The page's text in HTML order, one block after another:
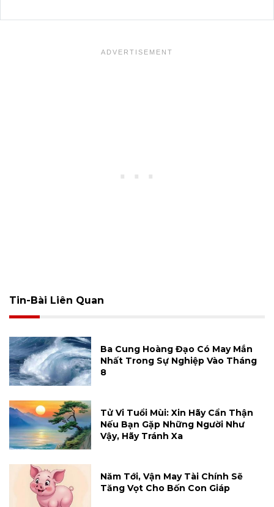
Tin-Bài Liên Quan
Ba Cung Hoàng Đạo Có May Mắn
Nhất Trong Sự Nghiệp Vào Tháng
8
Tử Vi Tuổi Mùi: Xin Hãy Cẩn Thận
Nếu Bạn Gặp Những Người Như
Vậy, Hãy Tránh Xa
Năm Tới, Vận May Tài Chính Sẽ
Tăng Vọt Cho Bốn Con Giáp